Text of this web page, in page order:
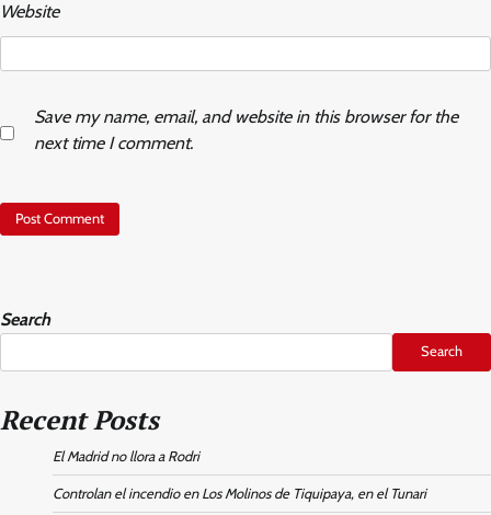
Website
Save my name, email, and website in this browser for the
next time I comment.
Search
Search
Recent Posts
El Madrid no llora a Rodri
Controlan el incendio en Los Molinos de Tiquipaya, en el Tunari